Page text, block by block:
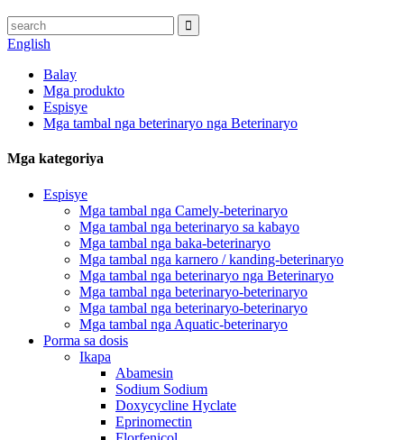
English
Balay
Mga produkto
Espisye
Mga tambal nga beterinaryo nga Beterinaryo
Mga kategoriya
Espisye
Mga tambal nga Camely-beterinaryo
Mga tambal nga beterinaryo sa kabayo
Mga tambal nga baka-beterinaryo
Mga tambal nga karnero / kanding-beterinaryo
Mga tambal nga beterinaryo nga Beterinaryo
Mga tambal nga beterinaryo-beterinaryo
Mga tambal nga beterinaryo-beterinaryo
Mga tambal nga Aquatic-beterinaryo
Porma sa dosis
Ikapa
Abamesin
Sodium Sodium
Doxycycline Hyclate
Eprinomectin